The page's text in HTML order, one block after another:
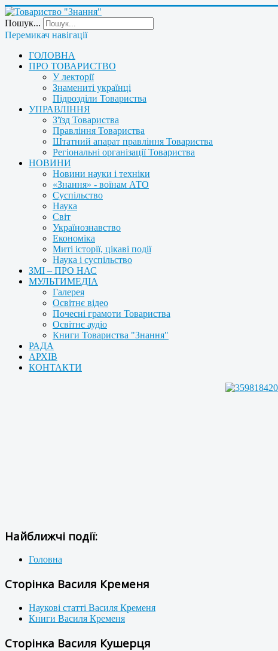
Пошук...
Перемикач навігації
ГОЛОВНА
ПРО ТОВАРИСТВО
У лекторії
Знамениті українці
Підрозділи Товариства
УПРАВЛІННЯ
З'їзд Товариства
Правління Товариства
Штатний апарат правління Товариства
Регіональні організації Товариства
НОВИНИ
Новини науки і техніки
«Знання» - воїнам АТО
Суспільство
Наука
Світ
Українознавство
Економіка
Миті історії, цікаві події
Наука і суспільство
ЗМІ – ПРО НАС
МУЛЬТИМЕДІА
Галерея
Освітнє відео
Почесні грамоти Товариства
Освітнє аудіо
Книги Товариства "Знання"
РАДА
АРХІВ
КОНТАКТИ
Найближчі події:
Головна
Сторінка Василя Кременя
Наукові статті Василя Кременя
Книги Василя Кременя
Сторінка Василя Кушерця